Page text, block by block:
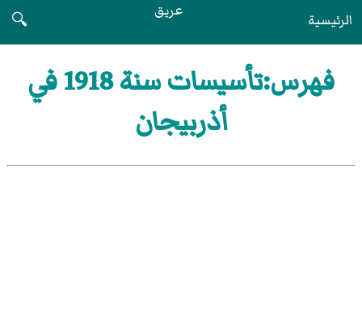
الرئيسية عريق
🔍
فهرس:تأسيسات سنة 1918 في
أذربيجان